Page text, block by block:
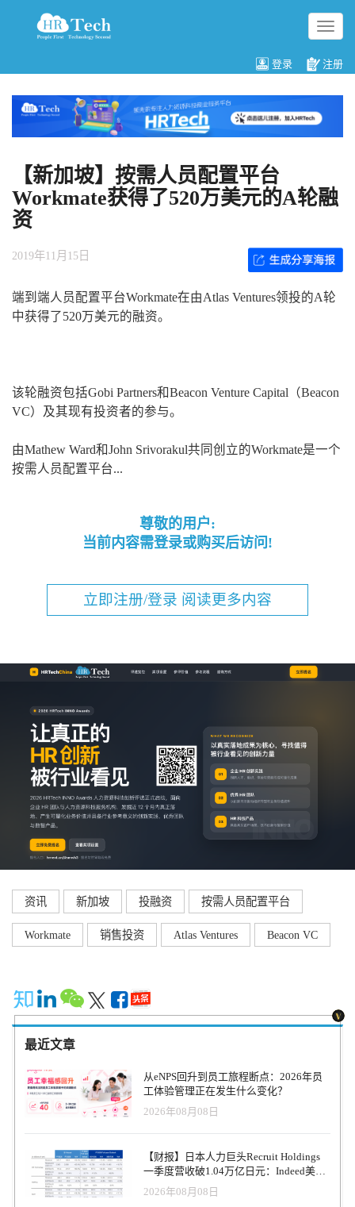
切
换
航
登录 注册
【新加坡】按需人员配置平台
Workmate获得了520万美元的A轮融
资
2019年11月15日
端到端人员配置平台Workmate在由Atlas Ventures领投的A轮
中获得了520万美元的融资。
该轮融资包括Gobi Partners和Beacon Venture Capital（Beacon
VC）及其现有投资者的参与。
由Mathew Ward和John Srivorakul共同创立的Workmate是一个
按需人员配置平台...
尊敬的用户:
当前内容需登录或购买后访问!
立即注册/登录 阅读更多内容
资讯 新加坡 投融资 按需人员配置平台
Workmate 销售投资 Atlas Ventures Beacon VC
最近文章
从eNPS回升到员工旅程断点：2026年员
工体验管理正在发生什么变化？
2026年08月08日
【财报】日本人力巨头Recruit Holdings
一季度营收破1.04万亿日元：Indeed美国
收入逆势增长30%，AI招聘推动利润率升
至47.4%
2026年08月08日